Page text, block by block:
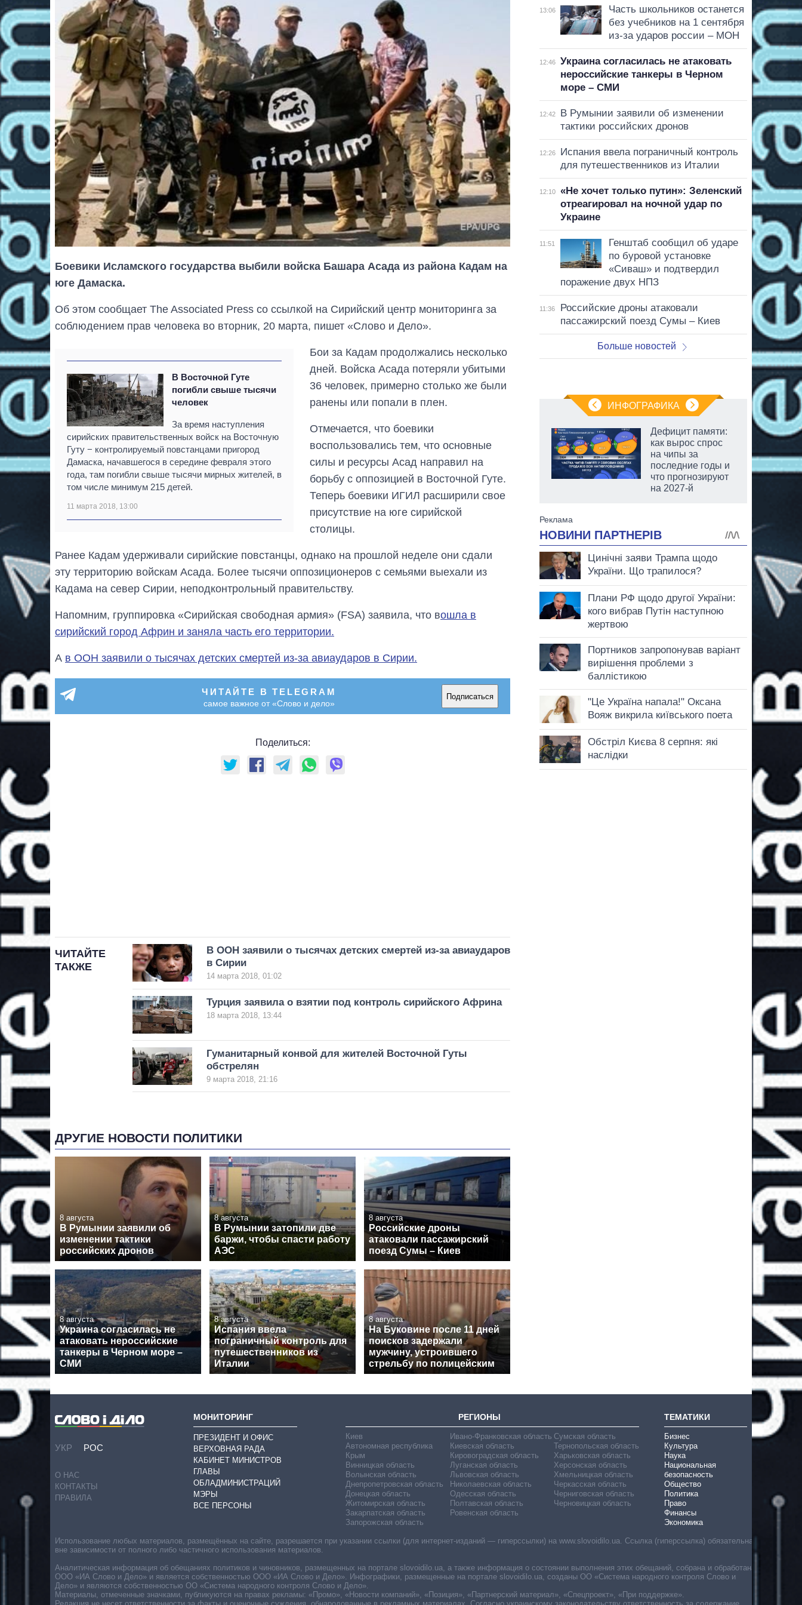
Боевики Исламского государства выбили войска Башара Асада из района Кадам на
юге Дамаска.
Об этом сообщает The Associated Press со ссылкой на Сирийский центр мониторинга за
соблюдением прав человека во вторник, 20 марта, пишет «Слово и Дело».
В Восточной Гуте
погибли свыше тысячи
человек
За время наступления
сирийских правительственных войск на Восточную
Гуту − контролируемый повстанцами пригород
Дамаска, начавшегося в середине февраля этого
года, там погибли свыше тысячи мирных жителей, в
том числе минимум 215 детей.
11 марта 2018, 13:00
Бои за Кадам продолжались несколько
дней. Войска Асада потеряли убитыми
36 человек, примерно столько же были
ранены или попали в плен.
Отмечается, что боевики
воспользовались тем, что основные
силы и ресурсы Асад направил на
борьбу с оппозицией в Восточной Гуте.
Теперь боевики ИГИЛ расширили свое
присутствие на юге сирийской
столицы.
Ранее Кадам удерживали сирийские повстанцы, однако на прошлой неделе они сдали
эту территорию войскам Асада. Более тысячи оппозиционеров с семьями выехали из
Кадама на север Сирии, неподконтрольный правительству.
Напомним, группировка «Сирийская свободная армия» (FSA) заявила, что вошла в
сирийский город Африн и заняла часть его территории.
А в ООН заявили о тысячах детских смертей из-за авиаударов в Сирии.
ЧИТАЙТЕ В TELEGRAM
самое важное от «Слово и дело»
Подписаться
Поделиться:
ЧИТАЙТЕ
ТАКЖЕ
В ООН заявили о тысячах детских смертей из-за авиаударов
в Сирии
14 марта 2018, 01:02
Турция заявила о взятии под контроль сирийского Африна
18 марта 2018, 13:44
Гуманитарный конвой для жителей Восточной Гуты
обстрелян
9 марта 2018, 21:16
ДРУГИЕ НОВОСТИ ПОЛИТИКИ
8 августа
В Румынии заявили об
изменении тактики
российских дронов
8 августа
В Румынии затопили две
баржи, чтобы спасти работу
АЭС
8 августа
Российские дроны
атаковали пассажирский
поезд Сумы – Киев
8 августа
Украина согласилась не
атаковать нероссийские
танкеры в Черном море –
СМИ
8 августа
Испания ввела
пограничный контроль для
путешественников из
Италии
8 августа
На Буковине после 11 дней
поисков задержали
мужчину, устроившего
стрельбу по полицейским
13:06
Часть школьников останется
без учебников на 1 сентября
из-за ударов россии – МОН
12:46
Украина согласилась не атаковать
нероссийские танкеры в Черном
море – СМИ
12:42
В Румынии заявили об изменении
тактики российских дронов
12:26
Испания ввела пограничный контроль
для путешественников из Италии
12:10
«Не хочет только путин»: Зеленский
отреагировал на ночной удар по
Украине
11:51
Генштаб сообщил об ударе
по буровой установке
«Сиваш» и подтвердил
поражение двух НПЗ
11:36
Российские дроны атаковали
пассажирский поезд Сумы – Киев
Больше новостей
ИНФОГРАФИКА
лет: кто и как долго
должность
руководителя СВР
Дефицит памяти:
как вырос спрос
на чипы за
последние годы и
что прогнозируют
на 2027-й
УКР РОС
О НАС
КОНТАКТЫ
ПРАВИЛА
МОНИТОРИНГ
ПРЕЗИДЕНТ И ОФИС
ВЕРХОВНАЯ РАДА
КАБИНЕТ МИНИСТРОВ
ГЛАВЫ
ОБЛАДМИНИСТРАЦИЙ
МЭРЫ
ВСЕ ПЕРСОНЫ
РЕГИОНЫ
Киев
Автономная республика
Крым
Винницкая область
Волынская область
Днепропетровская область
Донецкая область
Житомирская область
Закарпатская область
Запорожская область
Ивано-Франковская область
Киевская область
Кировоградская область
Луганская область
Львовская область
Николаевская область
Одесская область
Полтавская область
Ровенская область
Сумская область
Тернопольская область
Харьковская область
Херсонская область
Хмельницкая область
Черкасская область
Черниговская область
Черновицкая область
ТЕМАТИКИ
Бизнес
Культура
Наука
Национальная
безопасность
Общество
Политика
Право
Финансы
Экономика
Использование любых материалов, размещённых на сайте, разрешается при указании ссылки (для интернет-изданий — гиперссылки) на www.slovoidilo.ua. Ссылка (гиперссылка) обязательна
вне зависимости от полного либо частичного использования материалов.
Аналитическая информация об обещаниях политиков и чиновников, размещенных на портале slovoidilo.ua, а также информация о состоянии выполнения этих обещаний, собрана и обработана
ООО «ИА Слово и Дело» и является собственностью ООО «ИА Слово и Дело». Инфографики, размещенные на портале slovoidilo.ua, созданы ОО «Система народного контроля Слово и
Дело» и являются собственностью ОО «Система народного контроля Слово и Дело».
Материалы, отмеченные значками, публикуются на правах рекламы: «Промо», «Новости компаний», «Позиция», «Партнерский материал», «Спецпроект», «При поддержке».